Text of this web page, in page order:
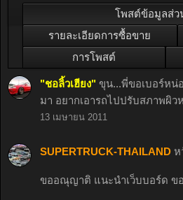
โพสต์ข้อมูลส่ว
รายละเอียดการซื้อขาย
การโพสต์
"ชอลิ้วเฮียง" ขุน...พี่ขอเบอร์หน่
มา อยากเอารถไปปรับสภาพผิว
13 เมษายน 2011
SUPERTRUCK-THAILAND ห
ขออณุญาติ แนะนำเว็บบอร์ด ข